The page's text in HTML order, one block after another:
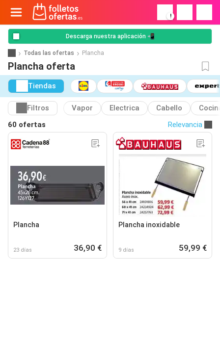
!
Descarga nuestra aplicación 📲
Todas las ofertas Plancha
Plancha oferta
Tiendas
Filtros Vapor Electrica Cabello
60 ofertas
Relevancia
Plancha
23 días 36,90 €
Plancha inoxidable
9 días 59,99 €